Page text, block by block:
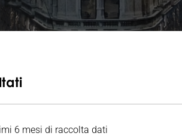
6 mesi di raccolta dati